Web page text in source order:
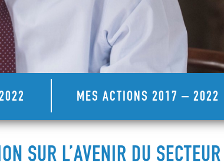
MES ACTIONS 2017 – 2022
SUR L’AVENIR DU SECTEUR